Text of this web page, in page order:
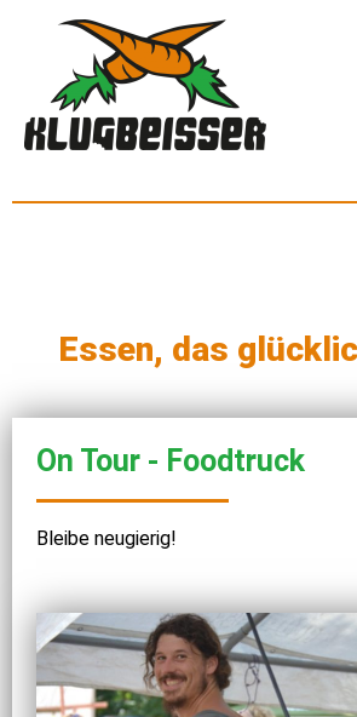
springen
Essen, das
On Tour - Foodtruck
Bleibe neugierig!